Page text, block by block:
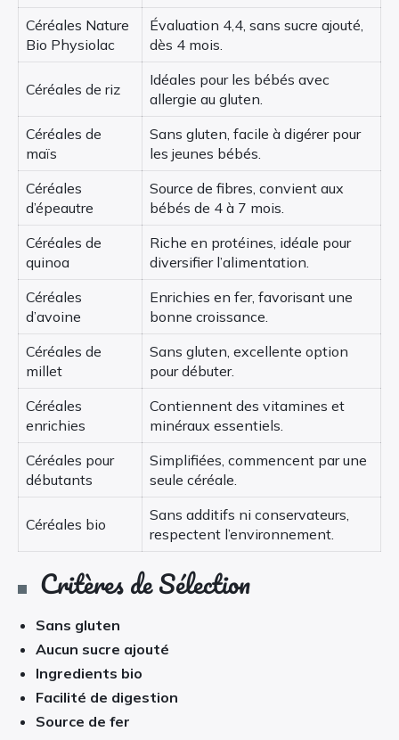
Céréales Nature
Bio Physiolac
Évaluation 4,4, sans sucre ajouté,
dès 4 mois.
Céréales de riz
Idéales pour les bébés avec
allergie au gluten.
Céréales de
maïs
Sans gluten, facile à digérer pour
les jeunes bébés.
Céréales
d’épeautre
Source de fibres, convient aux
bébés de 4 à 7 mois.
Céréales de
quinoa
Riche en protéines, idéale pour
diversifier l’alimentation.
Céréales
d’avoine
Enrichies en fer, favorisant une
bonne croissance.
Céréales de
millet
Sans gluten, excellente option
pour débuter.
Céréales
enrichies
Contiennent des vitamines et
minéraux essentiels.
Céréales pour
débutants
Simplifiées, commencent par une
seule céréale.
Céréales bio
Sans additifs ni conservateurs,
respectent l’environnement.
Critères de Sélection
Sans gluten
Aucun sucre ajouté
Ingredients bio
Facilité de digestion
Source de fer